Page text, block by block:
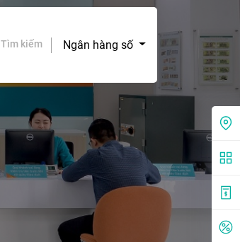
Tìm kiếm Ngân hàng số